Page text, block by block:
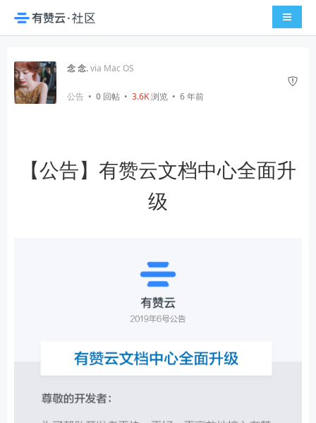
导航切
念 念.via Mac OS
公告 • 0 回帖 • 3.6K浏览 • 6 年前
【公告】有赞云文档中心全面升
级